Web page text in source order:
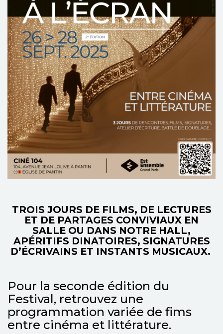
TROIS JOURS DE FILMS, DE LECTURES
ET DE PARTAGES CONVIVIAUX EN
SALLE OU DANS NOTRE HALL,
APÉRITIFS DINATOIRES, SIGNATURES
D’ÉCRIVAINS ET INSTANTS MUSICAUX.
Pour la seconde édition du
Festival, retrouvez une
programmation variée de fims
entre cinéma et littérature.